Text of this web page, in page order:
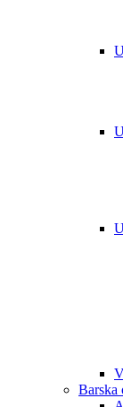
Barska